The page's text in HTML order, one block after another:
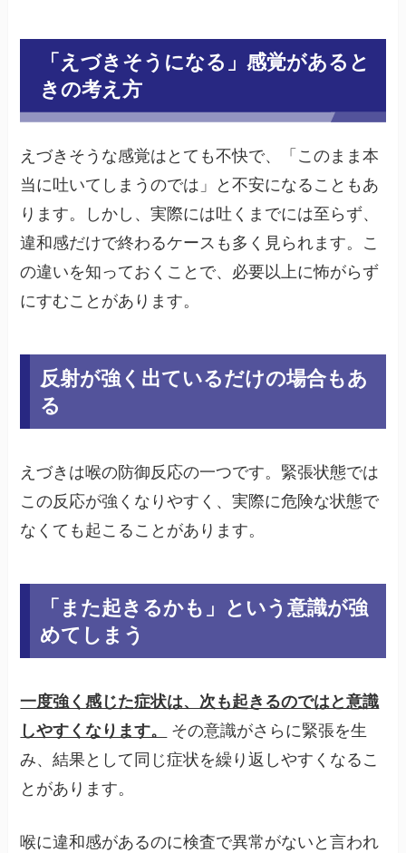
「えづきそうになる」感覚があると
きの考え方
えづきそうな感覚はとても不快で、「このまま本
当に吐いてしまうのでは」と不安になることもあ
ります。しかし、実際には吐くまでには至らず、
違和感だけで終わるケースも多く見られます。こ
の違いを知っておくことで、必要以上に怖がらず
にすむことがあります。
反射が強く出ているだけの場合もあ
る
えづきは喉の防御反応の一つです。緊張状態では
この反応が強くなりやすく、実際に危険な状態で
なくても起こることがあります。
「また起きるかも」という意識が強
めてしまう
一度強く感じた症状は、次も起きるのではと意識
しやすくなります。
その意識がさらに緊張を生
み、結果として同じ症状を繰り返しやすくなるこ
とがあります。
喉に違和感があるのに検査で異常がないと言われ